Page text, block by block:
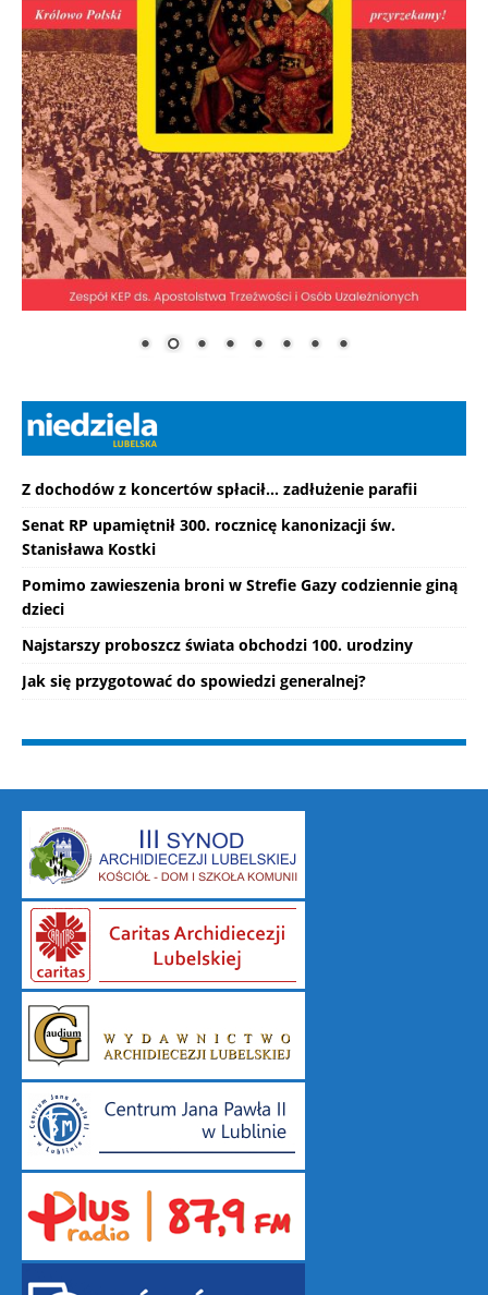
Z dochodów z koncertów spłacił... zadłużenie parafii
Senat RP upamiętnił 300. rocznicę kanonizacji św.
Stanisława Kostki
Pomimo zawieszenia broni w Strefie Gazy codziennie giną
dzieci
Najstarszy proboszcz świata obchodzi 100. urodziny
Jak się przygotować do spowiedzi generalnej?